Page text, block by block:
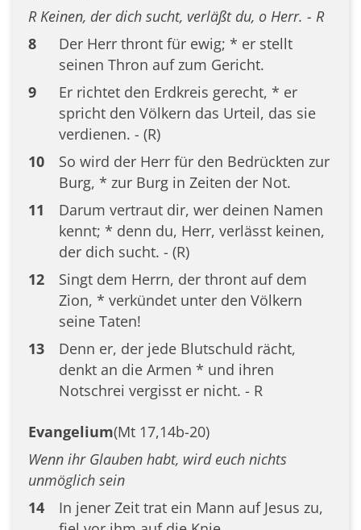
R Keinen, der dich sucht, verläßt du, o Herr. - R
8
Der Herr thront für ewig; * er stellt
seinen Thron auf zum Gericht.
9
Er richtet den Erdkreis gerecht, * er
spricht den Völkern das Urteil, das sie
verdienen. - (R)
10
So wird der Herr für den Bedrückten zur
Burg, * zur Burg in Zeiten der Not.
11
Darum vertraut dir, wer deinen Namen
kennt; * denn du, Herr, verlässt keinen,
der dich sucht. - (R)
12
Singt dem Herrn, der thront auf dem
Zion, * verkündet unter den Völkern
seine Taten!
13
Denn er, der jede Blutschuld rächt,
denkt an die Armen * und ihren
Notschrei vergisst er nicht. - R
Evangelium(Mt 17,14b-20)
Wenn ihr Glauben habt, wird euch nichts
unmöglich sein
14
In jener Zeit trat ein Mann auf Jesus zu,